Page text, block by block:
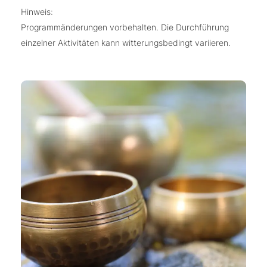
Hinweis:
Programmänderungen vorbehalten. Die Durchführung
einzelner Aktivitäten kann witterungsbedingt variieren.